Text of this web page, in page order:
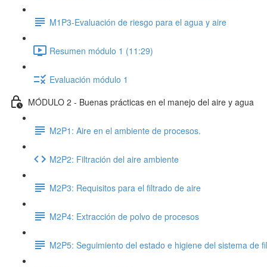
M1P3-Evaluación de riesgo para el agua y aire
Resumen módulo 1 (11:29)
Evaluación módulo 1
MÓDULO 2 - Buenas prácticas en el manejo del aire y agua
M2P1: Aire en el ambiente de procesos.
M2P2: Filtración del aire ambiente
M2P3: Requisitos para el filtrado de aire
M2P4: Extracción de polvo de procesos
M2P5: Seguimiento del estado e higiene del sistema de